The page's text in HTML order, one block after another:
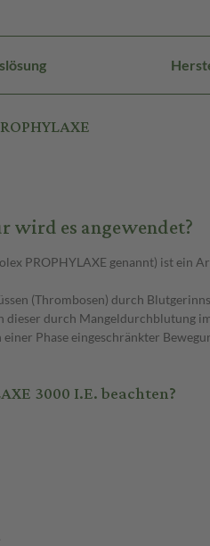
wird es angewendet?
PROPHYLAXE genannt) ist
(Thrombosen) durch
dieser durch Mangeldurchblutung
Phase eingeschränkter
3000 I.E. beachten?